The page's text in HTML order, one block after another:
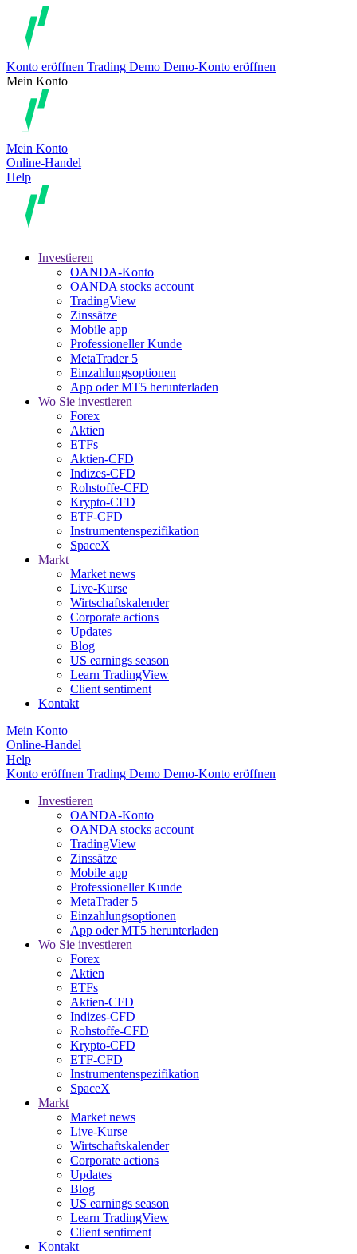
Konto eröffnen Trading Demo Demo-Konto eröffnen
Mein Konto
Mein Konto
Online-Handel
Help
Investieren
OANDA-Konto
OANDA stocks account
TradingView
Zinssätze
Mobile app
Professioneller Kunde
MetaTrader 5
Einzahlungsoptionen
App oder MT5 herunterladen
Wo Sie investieren
Forex
Aktien
ETFs
Aktien-CFD
Indizes-CFD
Rohstoffe-CFD
Krypto-CFD
ETF-CFD
Instrumentenspezifikation
SpaceX
Markt
Market news
Live-Kurse
Wirtschaftskalender
Corporate actions
Updates
Blog
US earnings season
Learn TradingView
Client sentiment
Kontakt
Mein Konto
Online-Handel
Help
Konto eröffnen Trading Demo Demo-Konto eröffnen
Investieren
OANDA-Konto
OANDA stocks account
TradingView
Zinssätze
Mobile app
Professioneller Kunde
MetaTrader 5
Einzahlungsoptionen
App oder MT5 herunterladen
Wo Sie investieren
Forex
Aktien
ETFs
Aktien-CFD
Indizes-CFD
Rohstoffe-CFD
Krypto-CFD
ETF-CFD
Instrumentenspezifikation
SpaceX
Markt
Market news
Live-Kurse
Wirtschaftskalender
Corporate actions
Updates
Blog
US earnings season
Learn TradingView
Client sentiment
Kontakt